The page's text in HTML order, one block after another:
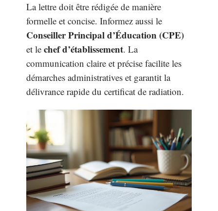
La lettre doit être rédigée de manière
formelle et concise. Informez aussi le
Conseiller Principal d’Éducation (CPE)
et le chef d’établissement. La
communication claire et précise facilite les
démarches administratives et garantit la
délivrance rapide du certificat de radiation.